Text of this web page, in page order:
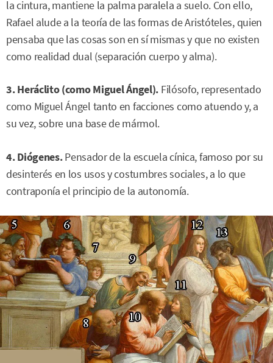
la cintura, mantiene la palma paralela a suelo. Con ello,
Rafael alude a la teoría de las formas de Aristóteles, quien
pensaba que las cosas son en sí mismas y que no existen
como realidad dual (separación cuerpo y alma).
3. Heráclito (como Miguel Ángel). Filósofo, representado
como Miguel Ángel tanto en facciones como atuendo y, a
su vez, sobre una base de mármol.
4. Diógenes.Pensador de la escuela cínica, famoso por su
desinterés en los usos y costumbres sociales, a lo que
contraponía el principio de la autonomía.